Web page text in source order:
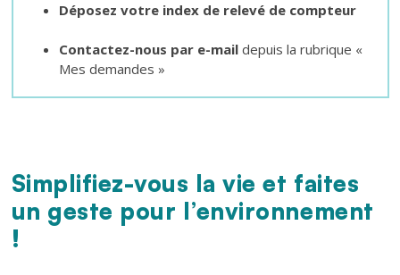
Déposez votre index de relevé de compteur
Contactez-nous par e-maildepuis la rubrique «
Mes demandes »
Texte
Simplifiez-vous la vie et faites
un geste pour l’environnement
!